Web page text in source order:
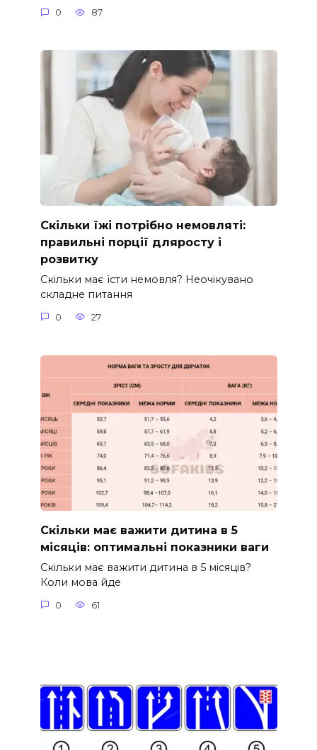
0 87
Скільки їжі потрібно немовляті:
правильні порції дляросту і
розвитку
Скільки має їсти немовля? Неочікувано
складне питання
0 27
Скільки має важити дитина в 5
місяців: оптимальні показники ваги
Скільки має важити дитина в 5 місяців?
Коли мова йде
0 61